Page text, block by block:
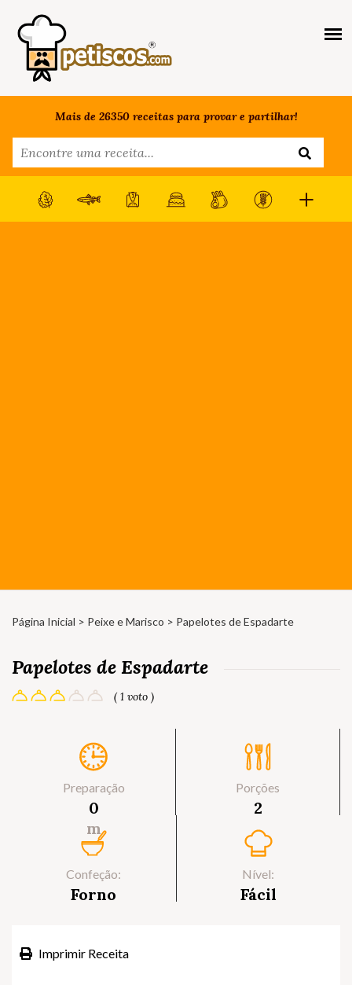
Mais de 26350 receitas para provar e partilhar!
Página Inicial > Peixe e Marisco > Papelotes de Espadarte
Papelotes de Espadarte
( 1 voto )
Preparação
0
m
Porções
2
Confeção:
Forno
Nível:
Fácil
Imprimir Receita